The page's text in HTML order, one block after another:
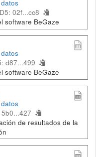
02f...cc8
software BeGaze
d87...499
software BeGaze
5b0...427
de resultados de la